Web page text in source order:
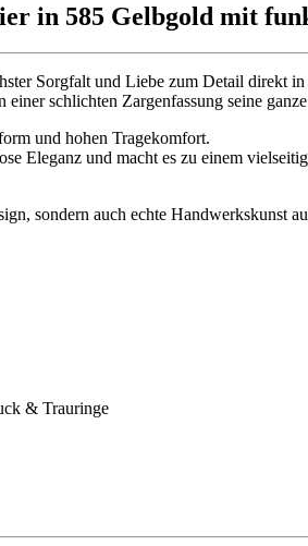
in 585 Gelbgold mit
Sorgfalt und Liebe zum Detail direkt
schlichten Zargenfassung seine
und hohen Tragekomfort.
Eleganz und macht es zu einem
sondern auch echte Handwerkskunst
& Trauringe